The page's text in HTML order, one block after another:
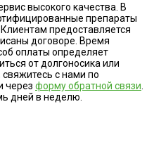
высокого качества. В
препараты
предоставляется
договоре. Время
оплаты определяет
от долгоносика или
свяжитесь с нами по
через форму обратной связи
дней в неделю.